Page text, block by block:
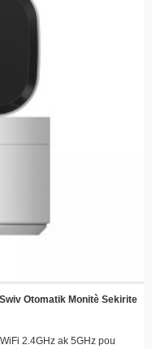
montaj senp pou yon
ak videyo anrejistre nenpòt
ou.
ak entegrasyon depo
depans elektrisite
Otomatik Monitè Sekirite
2.4GHz ak 5GHz pou